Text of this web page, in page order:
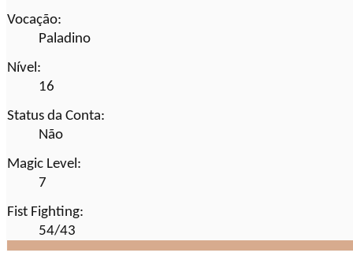
Vocação:
Paladino
Nível:
16
Status da Conta:
Não
Magic Level:
7
Fist Fighting:
54/43